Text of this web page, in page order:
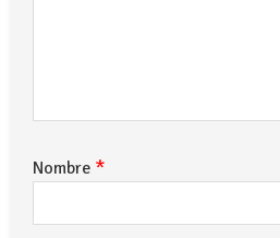
Nombre *